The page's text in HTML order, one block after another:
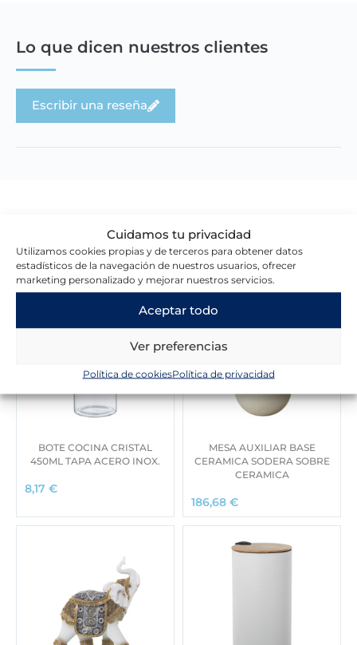
Cuidamos tu privacidad
Utilizamos cookies propias y de terceros para obtener datos
estadísticos de la navegación de nuestros usuarios, ofrecer
marketing personalizado y mejorar nuestros servicios.
Aceptar todo
Ver preferencias
Política de cookiesPolítica de privacidad
Lo que dicen nuestros clientes
Escribir una reseña
BOTE COCINA CRISTAL
450ML TAPA ACERO INOX.
8,17 €
MESA AUXILIAR BASE
CERAMICA SODERA SOBRE
CERAMICA
186,68 €